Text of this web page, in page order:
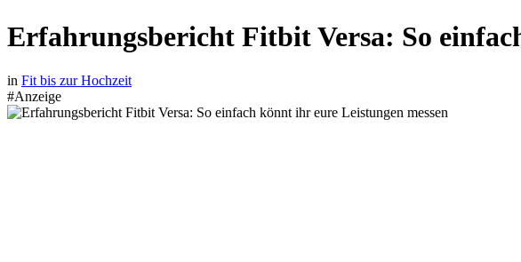
Erfahrungsbericht Fitbit Versa: So
in Fit bis zur Hochzeit
#Anzeige